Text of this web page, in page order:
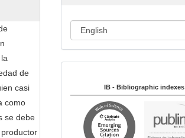
de
casi
como
se debe
a
u
IB - Bibliographic indexes